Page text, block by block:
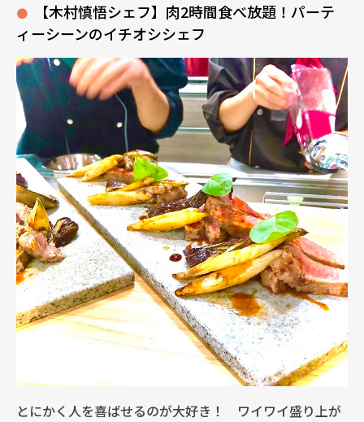
【木村慎悟シェフ】肉2時間食べ放題！パーテ
ィーシーンのイチオシシェフ
とにかく人を喜ばせるのが大好き！ ワイワイ盛り上が